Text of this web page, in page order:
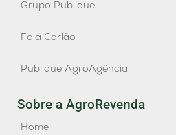
Grupo Publique
Fala Carlão
Publique AgroAgência
Sobre a AgroRevenda
Home